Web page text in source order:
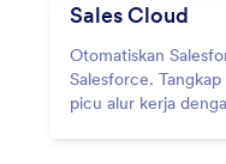
Sales Cloud
Otomatiskan
Salesforce.
picu alur kerja